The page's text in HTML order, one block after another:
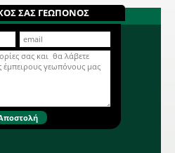
ΣΑΣ ΓΕΩΠΟΝΟΣ